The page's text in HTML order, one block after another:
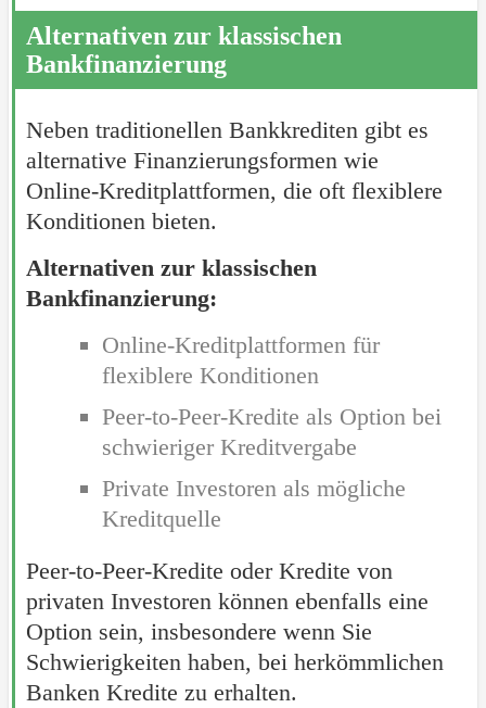
Alternativen zur klassischen
Bankfinanzierung
Neben traditionellen Bankkrediten gibt es
alternative Finanzierungsformen wie
Online-Kreditplattformen, die oft flexiblere
Konditionen bieten.
Alternativen zur klassischen
Bankfinanzierung:
Online-Kreditplattformen für
flexiblere Konditionen
Peer-to-Peer-Kredite als Option bei
schwieriger Kreditvergabe
Private Investoren als mögliche
Kreditquelle
Peer-to-Peer-Kredite oder Kredite von
privaten Investoren können ebenfalls eine
Option sein, insbesondere wenn Sie
Schwierigkeiten haben, bei herkömmlichen
Banken Kredite zu erhalten.